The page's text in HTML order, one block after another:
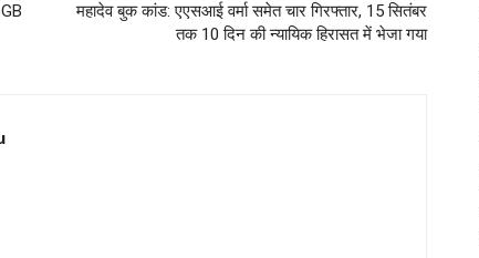
महादेव बुक कांड: एएसआई वर्मा समेत चार गिरफ्तार, 15 सितंबर
तक 10 दिन की न्यायिक हिरासत में भेजा गया